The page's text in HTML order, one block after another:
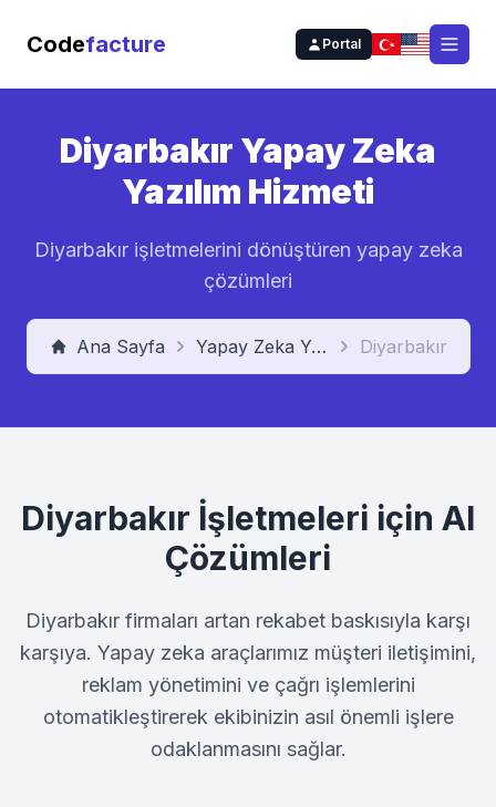
Codefacture Portal
Diyarbakır Yapay Zeka
Yazılım Hizmeti
Diyarbakırişletmelerini dönüştüren yapay zeka
çözümleri
Ana Sayfa Yapay Zeka Yazılım Hizmeti Diyarbakır
Diyarbakır İşletmeleri için AI
Çözümleri
Diyarbakır firmaları artan rekabet baskısıyla karşı
karşıya. Yapay zeka araçlarımız müşteri iletişimini,
reklam yönetimini ve çağrı işlemlerini
otomatikleştirerek ekibinizin asıl önemli işlere
odaklanmasını sağlar.